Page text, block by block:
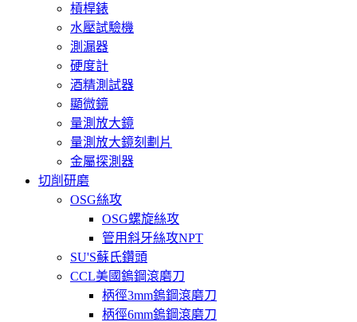
槓桿錶
水壓試驗機
測漏器
硬度計
酒精測試器
顯微鏡
量測放大鏡
量測放大鏡刻劃片
金屬探測器
切削研磨
OSG絲攻
OSG螺旋絲攻
管用斜牙絲攻NPT
SU'S蘇氏鑽頭
CCL美國鎢鋼滾磨刀
柄徑3mm鎢鋼滾磨刀
柄徑6mm鎢鋼滾磨刀